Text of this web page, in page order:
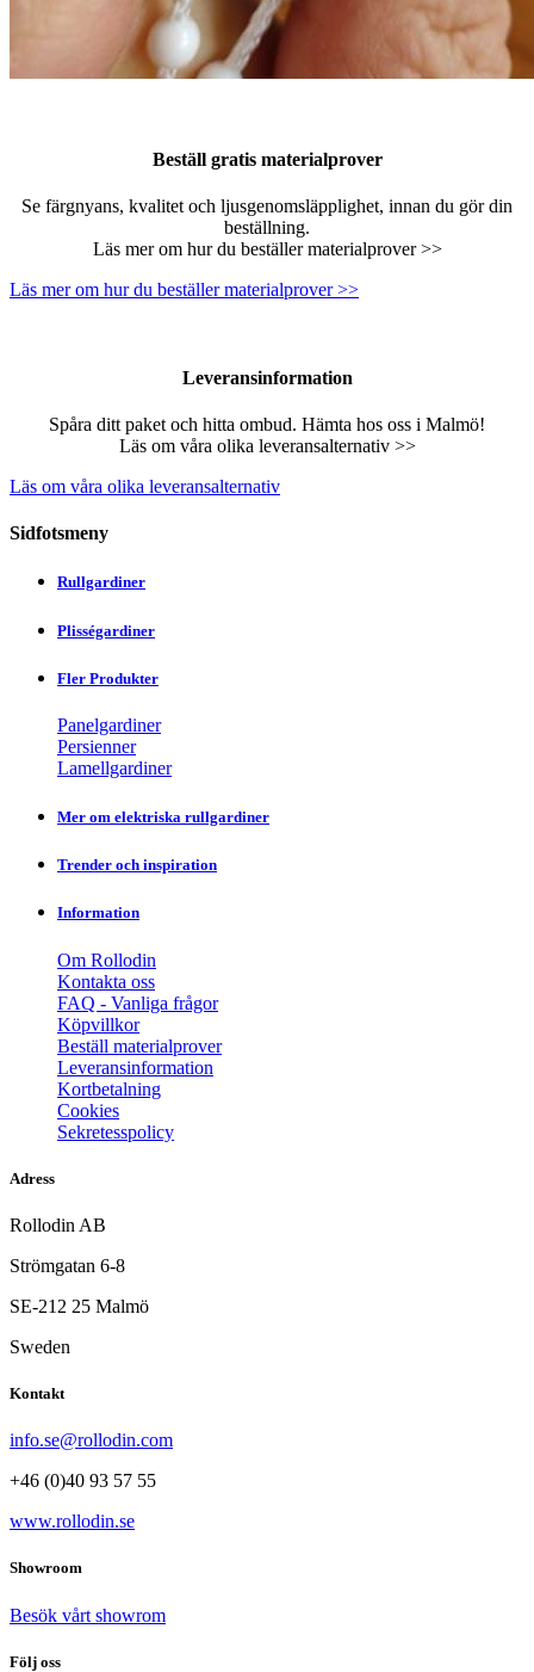
Beställ gratis materialprover
Se färgnyans, kvalitet och ljusgenomsläpplighet, innan du gör din
beställning.
Läs mer om hur du beställer materialprover >>
Läs mer om hur du beställer materialprover >>
Leveransinformation
Spåra ditt paket och hitta ombud. Hämta hos oss i Malmö!
Läs om våra olika leveransalternativ >>
Läs om våra olika leveransalternativ
Sidfotsmeny
Rullgardiner
Plisségardiner
Fler Produkter
Panelgardiner
Persienner
Lamellgardiner
Mer om elektriska rullgardiner
Trender och inspiration
Information
Om Rollodin
Kontakta oss
FAQ - Vanliga frågor
Köpvillkor
Beställ materialprover
Leveransinformation
Kortbetalning
Cookies
Sekretesspolicy
Adress
Rollodin AB
Strömgatan 6-8
SE-212 25 Malmö
Sweden
Kontakt
info.se@rollodin.com
+46 (0)40 93 57 55
www.rollodin.se
Showroom
Besök vårt showrom
Följ oss